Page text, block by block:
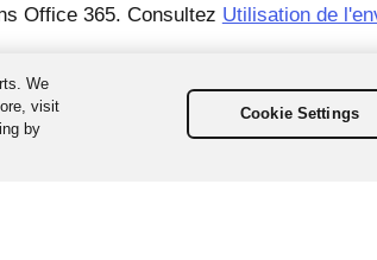
Office 365. Consultez Utilisation de
We
visit
by
Cookie Settings